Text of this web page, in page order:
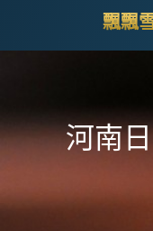
Enter)
飄飄
河南